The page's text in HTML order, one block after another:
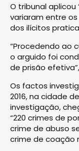
O tribunal
variaram entre os
dos ilícitos
“Procedendo ao
o arguido foi
de prisão
Os factos
2016, na cidade
investigação,
“220 crimes de
crime de abuso
crime de coação